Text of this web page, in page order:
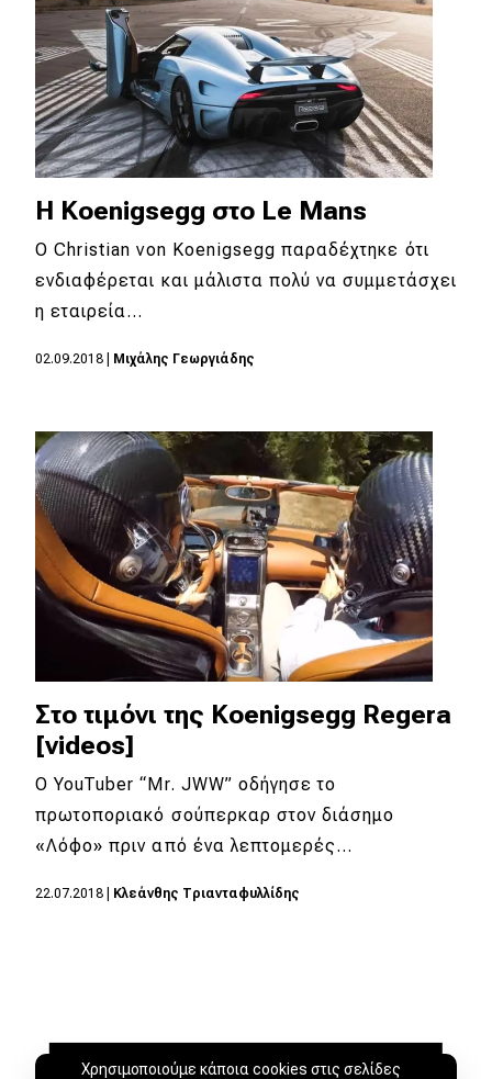
H Koenigsegg στο Le Mans
Ο Christian von Koenigsegg παραδέχτηκε ότι
ενδιαφέρεται και μάλιστα πολύ να συμμετάσχει
η εταιρεία…
02.09.2018 Mιχάλης Γεωργιάδης
Στο τιμόνι της Koenigsegg Regera
[videos]
Ο YouTuber “Mr. JWW” οδήγησε το
πρωτοποριακό σούπερκαρ στον διάσημο
«Λόφο» πριν από ένα λεπτομερές…
22.07.2018 Κλεάνθης Τριανταφυλλίδης
Χρησιμοποιούμε κάποια cookies στις σελίδες